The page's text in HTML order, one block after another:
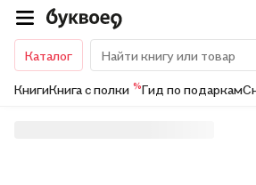
Каталог
КнигиКнига с полки %Гид по подаркам